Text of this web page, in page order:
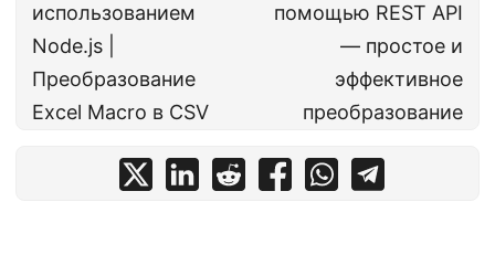
использованием
Node.js |
Преобразование
Excel Macro в CSV
помощью REST API
— простое и
эффективное
преобразование